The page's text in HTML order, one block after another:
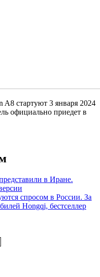
стартуют 3 января 2024
официально приедет в
в Иране.
спросом в России. За
Hongqi, бестселлер